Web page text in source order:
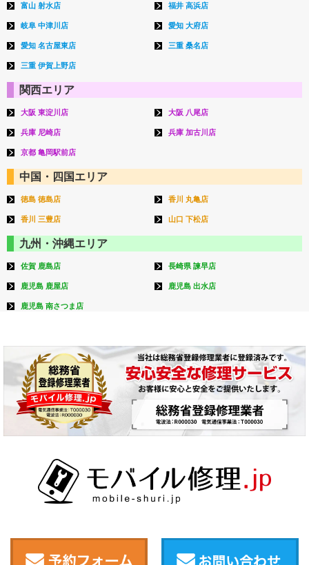
富山 射水店 福井 高浜店
岐阜 中津川店 愛知 大府店
愛知 名古屋東店 三重 桑名店
三重 伊賀上野店
関西エリア
大阪 東淀川店 大阪 八尾店
兵庫 尼崎店 兵庫 加古川店
京都 亀岡駅前店
中国・四国エリア
徳島 徳島店 香川 丸亀店
香川 三豊店 山口 下松店
九州・沖縄エリア
佐賀 鹿島店 長崎県 諫早店
鹿児島 鹿屋店 鹿児島 出水店
鹿児島 南さつま店